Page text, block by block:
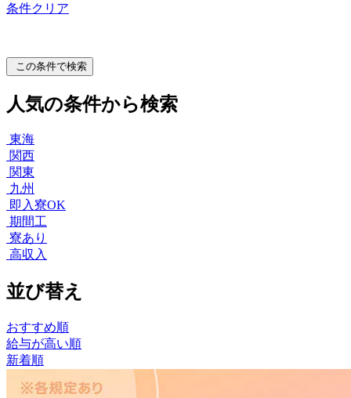
条件クリア
この条件で検索
人気の条件から検索
東海
関西
関東
九州
即入寮OK
期間工
寮あり
高収入
並び替え
おすすめ順
給与が高い順
新着順